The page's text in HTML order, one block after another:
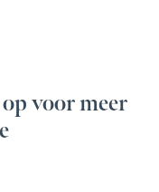
voor meer